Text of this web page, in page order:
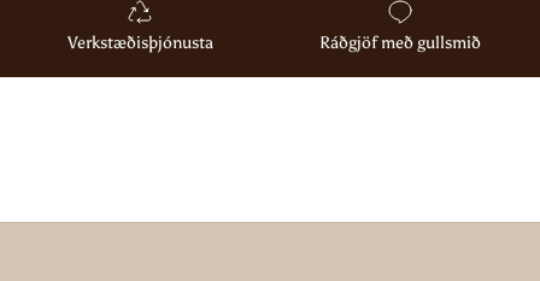
Verkstæðisþjónusta Ráðgjöf með gullsmið